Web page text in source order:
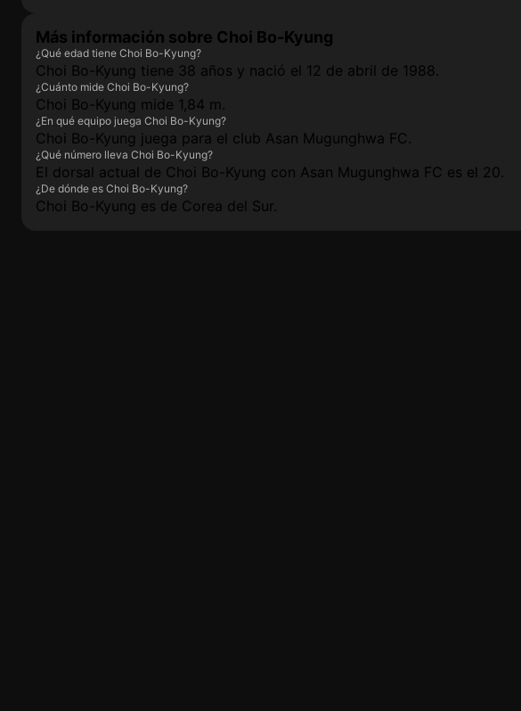
Más información sobre Choi Bo-Kyung
¿Qué edad tiene Choi Bo-Kyung?
Choi Bo-Kyung tiene 38 años y nació el 12 de abril de 1988.
¿Cuánto mide Choi Bo-Kyung?
Choi Bo-Kyung mide 1,84 m.
¿En qué equipo juega Choi Bo-Kyung?
Choi Bo-Kyung juega para el club Asan Mugunghwa FC.
¿Qué número lleva Choi Bo-Kyung?
El dorsal actual de Choi Bo-Kyung con Asan Mugunghwa FC es el 20.
¿De dónde es Choi Bo-Kyung?
Choi Bo-Kyung es de Corea del Sur.